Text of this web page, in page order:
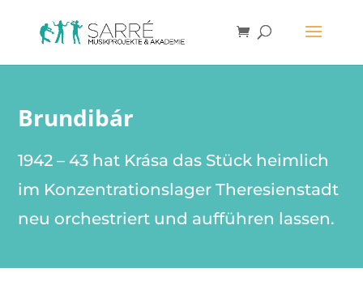
Brundibár
1942 – 43 hat Krása das Stück heimlich
im Konzentrationslager Theresienstadt
neu orchestriert und aufführen lassen.